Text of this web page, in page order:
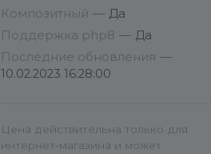
слайдера.
выбрать папку с фото, указав путь
Композитный — Да
Поддержка php8 — Да
Последние обновления —
10.02.2023 16:28:00
Цена действительна только для
интернет-магазина и может